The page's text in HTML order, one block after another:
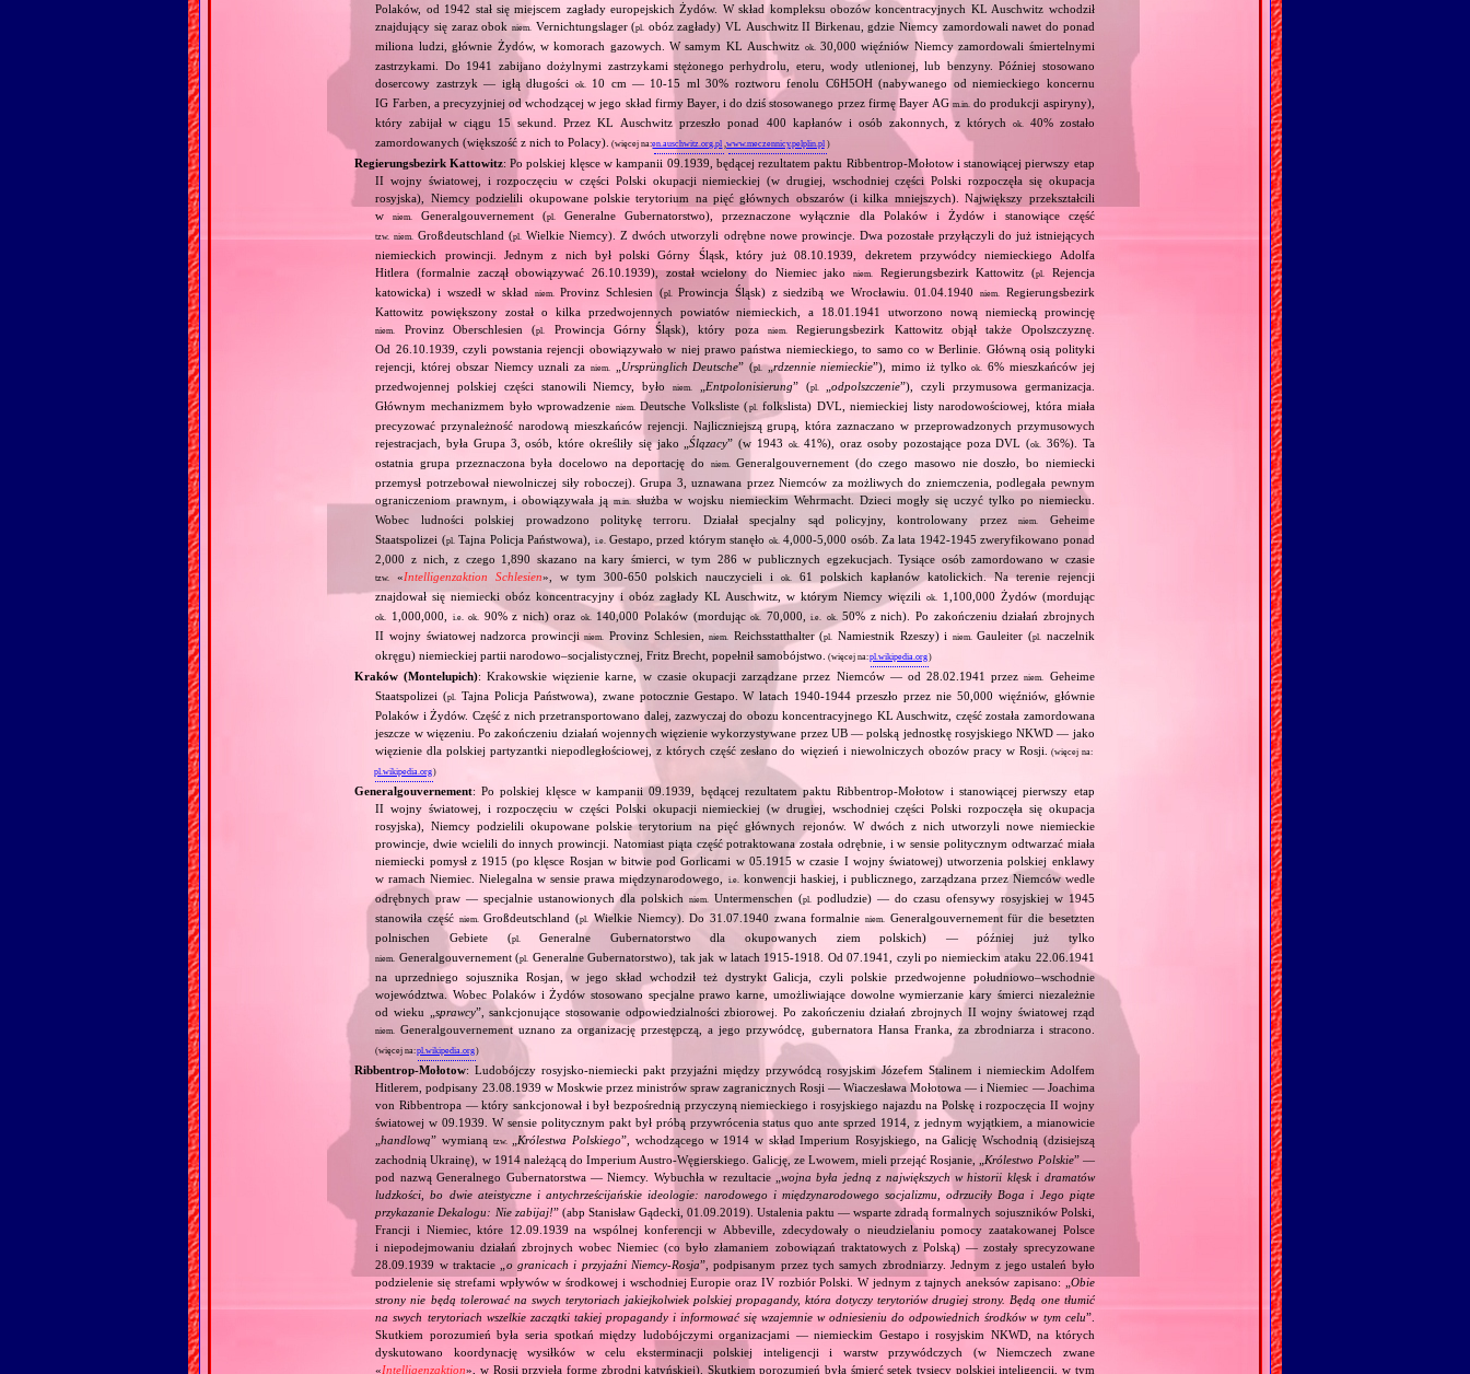
Polaków, od 1942 stał się miejscem zagłady europejskich Żydów. W skład kompleksu obozów koncentracyjnych KL Auschwitz wchodził
znajdujący się zaraz obok niem. Vernichtungslager (pl.
obóz zagłady) VL Auschwitz II Birkenau, gdzie Niemcy zamordowali nawet do ponad
miliona ludzi, głównie Żydów, w komorach gazowych. W samym KL Auschwitz ok.
30,000 więźniów Niemcy zamordowali śmiertelnymi
zastrzykami. Do 1941 zabijano dożylnymi zastrzykami stężonego perhydrolu, eteru, wody utlenionej, lub benzyny. Później stosowano
dosercowy zastrzyk — igłą długości
ok.
10 cm — 10‐15 ml 30% roztworu fenolu C6H5OH (nabywanego od niemieckiego koncernu
IG Farben, a precyzyjniej od wchodzącej w jego skład firmy Bayer, i do dziś stosowanego przez firmę Bayer AGm.in. do produkcji aspiryny),
który zabijał w ciągu 15 sekund. Przez KL Auschwitz przeszło ponad 400 kapłanów i osób zakonnych, z których
ok.
40% zostało
zamordowanych (większość z nich to Polacy). (więcej na:en.auschwitz.org.pl ,www.meczennicy.pelplin.pl )
Regierungsbezirk Kattowitz: Po polskiej klęsce w kampanii 09.1939, będącej rezultatem paktu Ribbentrop‐Mołotow i stanowiącej pierwszy etap
II wojny światowej, i rozpoczęciu w części Polski okupacji niemieckiej (w drugiej, wschodniej części Polski rozpoczęła się okupacja
rosyjska), Niemcy podzielili okupowane polskie terytorium na pięć głównych obszarów (i kilka mniejszych). Największy przekształcili
wniem. Generalgouvernement (pl. Generalne Gubernatorstwo), przeznaczone wyłącznie dla Polaków i Żydów i stanowiące część
tzw. niem. Großdeutschland (pl.
Wielkie Niemcy). Z dwóch utworzyli odrębne nowe prowincje. Dwa pozostałe przyłączyli do już istniejących
niemieckich prowincji. Jednym z nich był polski Górny Śląsk, który już 08.10.1939, dekretem przywódcy niemieckiego Adolfa
Hitlera (formalnie zaczął obowiązywać 26.10.1939), został wcielony do Niemiec jako
niem. Regierungsbezirk Kattowitz (pl.
Rejencja
katowicka) i wszedł w skład
niem. Provinz Schlesien (pl. Prowincja Śląsk) z siedzibą we Wrocławiu. 01.04.1940 niem.
Regierungsbezirk
Kattowitz powiększony został o kilka przedwojennych powiatów niemieckich, a 18.01.1941 utworzono nową niemiecką prowincję
niem. Provinz Oberschlesien (pl. Prowincja Górny Śląsk), który pozaniem.
Regierungsbezirk Kattowitz objął także Opolszczyznę.
Od 26.10.1939, czyli powstania rejencji obowiązywało w niej prawo państwa niemieckiego, to samo co w Berlinie. Główną osią polityki
rejencji, której obszar Niemcy uznali za niem. Ursprünglich Deutsche” (pl.„rdzennie niemieckie”), mimo iż tylkook.
6% mieszkańców jej
przedwojennej polskiej części stanowili Niemcy, było
niem. Entpolonisierung” (pl. „odpolszczenie”), czyli przymusowa germanizacja.
Głównym mechanizmem było wprowadzenie niem. Deutsche Volksliste (pl.
folkslista) DVL, niemieckiej listy narodowościowej, która miała
precyzować przynależność narodową mieszkańców rejencji. Najliczniejszą grupą, która zaznaczano w przeprowadzonych przymusowych
rejestracjach, była Grupa 3, osób, które określiły się jako „Ślązacy” (w 1943 ok. 41%), oraz osoby pozostające poza DVL (ok.
36%). Ta
ostatnia grupa przeznaczona była docelowo na deportację do
niem.
Generalgouvernement (do czego masowo nie doszło, bo niemiecki
przemysł potrzebował niewolniczej siły roboczej). Grupa 3, uznawana przez Niemców za możliwych do zniemczenia, podlegała pewnym
ograniczeniom prawnym, i obowiązywała jąm.in.służba w wojsku niemieckim Wehrmacht. Dzieci mogły się uczyć tylko po niemiecku.
Wobec ludności polskiej prowadzono politykę terroru. Działał specjalny sąd policyjny, kontrolowany przezniem.
Geheime
Staatspolizei (pl. Tajna Policja Państwowa), i.e. Gestapo, przed którym stanęło ok. 4,000‐5,000 osób. Za lata 1942‐1945 zweryfikowano ponad
2,000 z nich, z czego 1,890 skazano na kary śmierci, w tym 286 w publicznych egzekucjach. Tysiące osób zamordowano w czasie
tzw. «Intelligenzaktion Schlesien», w tym 300‐650 polskich nauczycieli i ok.
61 polskich kapłanów katolickich. Na terenie rejencji
znajdował się niemiecki obóz koncentracyjny i obóz zagłady KL Auschwitz, w którym Niemcy więzili
ok. 1,100,000 Żydów (mordując
ok. 1,000,000, i.e. ok. 90% z nich) oraz ok. 140,000 Polaków (mordującok. 70,000,i.e. ok.
50% z nich). Po zakończeniu działań zbrojnych
II wojny światowej nadzorca prowincjiniem. Provinz Schlesien,niem. Reichsstatthalter (pl. Namiestnik Rzeszy) i niem. Gauleiter (pl.
naczelnik
okręgu) niemieckiej partii narodowo–socjalistycznej, Fritz Brecht, popełnił samobójstwo.
(więcej na:pl.wikipedia.org)
Kraków (Montelupich): Krakowskie więzienie karne, w czasie okupacji zarządzane przez Niemców — od 28.02.1941 przezniem.
Geheime
Staatspolizei (pl.
Tajna Policja Państwowa), zwane potocznie Gestapo. W latach 1940‐1944 przeszło przez nie 50,000 więźniów, głównie
Polaków i Żydów. Część z nich przetransportowano dalej, zazwyczaj do obozu koncentracyjnego KL Auschwitz, część została zamordowana
jeszcze w więzeniu. Po zakończeniu działań wojennych więzienie wykorzystywane przez UB — polską jednostkę rosyjskiego NKWD — jako
więzienie dla polskiej partyzantki niepodległościowej, z których część zesłano do więzień i niewolniczych obozów pracy w Rosji.
(więcej na:
pl.wikipedia.org)
Generalgouvernement: Po polskiej klęsce w kampanii 09.1939, będącej rezultatem paktu Ribbentrop‐Mołotow i stanowiącej pierwszy etap
II wojny światowej, i rozpoczęciu w części Polski okupacji niemieckiej (w drugiej, wschodniej części Polski rozpoczęła się okupacja
rosyjska), Niemcy podzielili okupowane polskie terytorium na pięć głównych rejonów. W dwóch z nich utworzyli nowe niemieckie
prowincje, dwie wcielili do innych prowincji. Natomiast piąta część potraktowana została odrębnie, i w sensie politycznym odtwarzać miała
niemiecki pomysł z 1915 (po klęsce Rosjan w bitwie pod Gorlicami w 05.1915 w czasie I wojny światowej) utworzenia polskiej enklawy
w ramach Niemiec. Nielegalna w sensie prawa międzynarodowego,
i.e.
konwencji haskiej, i publicznego, zarządzana przez Niemców wedle
odrębnych praw — specjalnie ustanowionych dla polskichniem. Untermenschen (pl.
podludzie) — do czasu ofensywy rosyjskiej w 1945
stanowiła część niem. Großdeutschland (pl. Wielkie Niemcy). Do 31.07.1940 zwana formalnie niem.
Generalgouvernement für die besetzten
polnischen Gebiete (pl. Generalne Gubernatorstwo dla okupowanych ziem polskich) — później już tylko
niem. Generalgouvernement (pl.
Generalne Gubernatorstwo), tak jak w latach 1915‐1918. Od 07.1941, czyli po niemieckim ataku 22.06.1941
na uprzedniego sojusznika Rosjan, w jego skład wchodził też dystrykt Galicja, czyli polskie przedwojenne południowo–wschodnie
województwa. Wobec Polaków i Żydów stosowano specjalne prawo karne, umożliwiające dowolne wymierzanie kary śmierci niezależnie
od wieku „ sprawcy”, sankcjonujące stosowanie odpowiedzialności zbiorowej. Po zakończeniu działań zbrojnych II wojny światowej rząd
niem. Generalgouvernement uznano za organizację przestępczą, a jego przywódcę, gubernatora Hansa Franka, za zbrodniarza i stracono.
(więcej na:pl.wikipedia.org)
Ribbentrop‐Mołotow: Ludobójczy rosyjsko‐niemiecki pakt przyjaźni między przywódcą rosyjskim Józefem Stalinem i niemieckim Adolfem
Hitlerem, podpisany 23.08.1939 w Moskwie przez ministrów spraw zagranicznych Rosji — Wiaczesława Mołotowa — i Niemiec — Joachima
von Ribbentropa — który sankcjonował i był bezpośrednią przyczyną niemieckiego i rosyjskiego najazdu na Polskę i rozpoczęcia II wojny
światowej w 09.1939. W sensie politycznym pakt był próbą przywrócenia status quo ante sprzed 1914, z jednym wyjątkiem, a mianowicie
„handlową” wymianą tzw. Królestwa Polskiego”, wchodzącego w 1914 w skład Imperium Rosyjskiego, na Galicję Wschodnią (dzisiejszą
zachodnią Ukrainę), w 1914 należącą do Imperium Austro‐Węgierskiego. Galicję, ze Lwowem, mieli przejąć Rosjanie, „ Królestwo Polskie” —
pod nazwą Generalnego Gubernatorstwa — Niemcy. Wybuchła w rezultacie „ wojna była jedną z największych w historii klęsk i dramatów
ludzkości, bo dwie ateistyczne i antychrześcijańskie ideologie: narodowego i międzynarodowego socjalizmu, odrzuciły Boga i Jego piąte
przykazanie Dekalogu: Nie zabijaj!” (abp Stanisław Gądecki, 01.09.2019). Ustalenia paktu — wsparte zdradą formalnych sojuszników Polski,
Francji i Niemiec, które 12.09.1939 na wspólnej konferencji w Abbeville, zdecydowały o nieudzielaniu pomocy zaatakowanej Polsce
i niepodejmowaniu działań zbrojnych wobec Niemiec (co było złamaniem zobowiązań traktatowych z Polską) — zostały sprecyzowane
28.09.1939 w traktacie „ o granicach i przyjaźni Niemcy‐Rosja”, podpisanym przez tych samych zbrodniarzy. Jednym z jego ustaleń było
podzielenie się strefami wpływów w środkowej i wschodniej Europie oraz IV rozbiór Polski. W jednym z tajnych aneksów zapisano: „ Obie
strony nie będą tolerować na swych terytoriach jakiejkolwiek polskiej propagandy, która dotyczy terytoriów drugiej strony. Będą one tłumić
na swych terytoriach wszelkie zaczątki takiej propagandy i informować się wzajemnie w odniesieniu do odpowiednich środków w tym celu”.
Skutkiem porozumień była seria spotkań między ludobójczymi organizacjami — niemieckim Gestapo i rosyjskim NKWD, na których
dyskutowano koordynację wysiłków w celu eksterminacji polskiej inteligencji i warstw przywódczych (w Niemczech zwane
«Intelligenzaktion», w Rosji przyjęła formę zbrodni katyńskiej). Skutkiem porozumień była śmierć setek tysięcy polskiej inteligencji, w tym